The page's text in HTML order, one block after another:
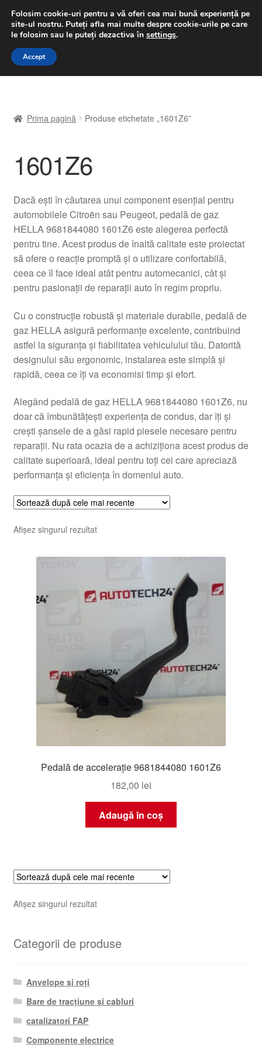
LIVRARE de la 33 lei
luni-vineri 9 a.m. - 4 p.m.031 229 6816
Sari
Sari
A lua legatura
Contul meu
Despre noi
Finalizare comandă
Livrare
Livrare în toată lumea
Plângere
Plățile
Politică de confidențialitate
Procedura de reclamație
Termeni si conditii
Prima pagină Produse etichetate „1601Z6”
1601Z6
Dacă ești în căutarea unui component esențial pentru
automobilele Citroën sau Peugeot, pedală de gaz
HELLA 9681844080 1601Z6 este alegerea perfectă
pentru tine. Acest produs de înaltă calitate este proiectat
să ofere o reacție promptă și o utilizare confortabilă,
ceea ce îl face ideal atât pentru automecanici, cât și
pentru pasionații de reparații auto în regim propriu.
Cu o construcție robustă și materiale durabile, pedală de
gaz HELLA asigură performanțe excelente, contribuind
astfel la siguranța și fiabilitatea vehiculului tău. Datorită
designului său ergonomic, instalarea este simplă și
rapidă, ceea ce îți va economisi timp și efort.
Alegând pedală de gaz HELLA 9681844080 1601Z6, nu
doar că îmbunătățești experiența de condus, dar îți și
crești șansele de a găsi rapid piesele necesare pentru
reparații. Nu rata ocazia de a achiziționa acest produs de
calitate superioară, ideal pentru toți cei care apreciază
performanța și eficiența în domeniul auto.
Afișez singurul rezultat
Pedală de accelerație 9681844080 1601Z6
182,00 lei
Adaugă în coș
Afișez singurul rezultat
Categorii de produse
Anvelope și roți
Bare de tracțiune și cabluri
catalizatori FAP
Componente electrice
Folosim cookie-uri pentru a vă oferi cea mai bună experiență pe
site-ul nostru. Puteți afla mai multe despre cookie-urile pe care
le folosim sau le puteți dezactiva în settings.
Accept